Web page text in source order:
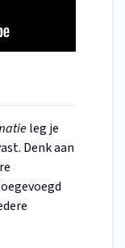
leg je
Denk aan